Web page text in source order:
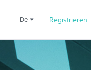
de Registrieren